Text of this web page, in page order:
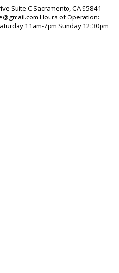
Suite C Sacramento, CA 95841
Hours of Operation:
11am-7pm Sunday 12:30pm